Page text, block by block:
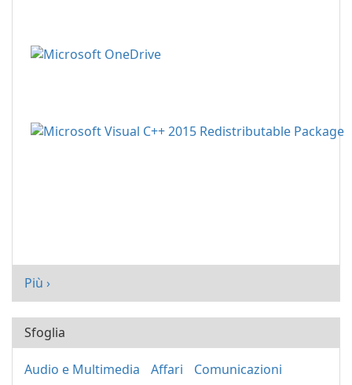
Più ›
Sfoglia
Audio e Multimedia Affari
Comunicazioni